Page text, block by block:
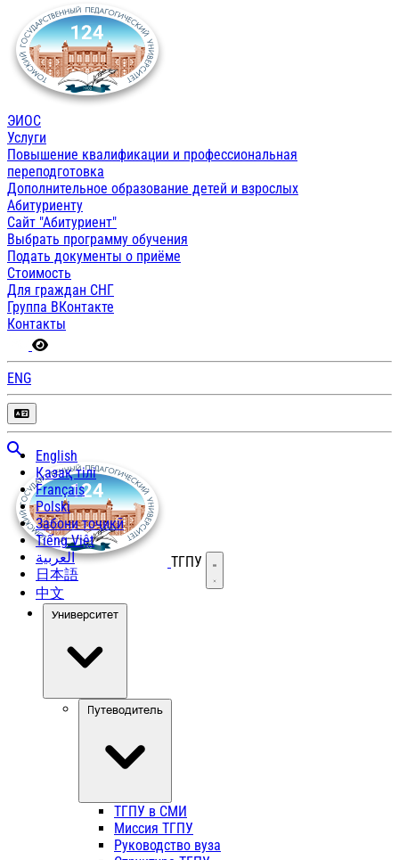
ЭИОС
Услуги
Повышение квалификации и профессиональная
переподготовка
Дополнительное образование детей и взрослых
Абитуриенту
Сайт "Абитуриент"
Выбрать программу обучения
Подать документы о приёме
Стоимость
Для граждан СНГ
Группа ВКонтакте
Контакты
ENG
English
Қазақ тілі
Français
Polski
Забони тоҷикӣ
Tiếng Việt
العربية
日本語
中文
ТГПУ Открыть меню
Университет
Путеводитель
ТГПУ в СМИ
Миссия ТГПУ
Руководство вуза